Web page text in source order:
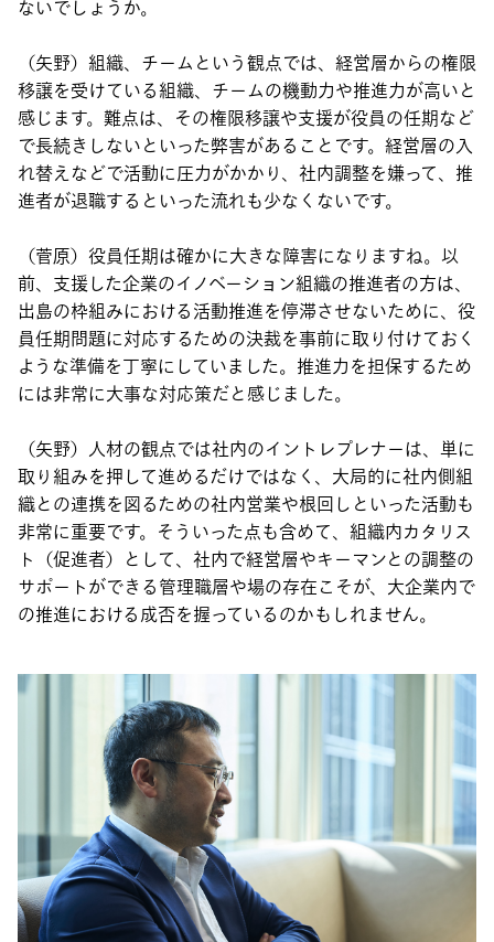
ないでしょうか。
（矢野）組織、チームという観点では、経営層からの権限
移譲を受けている組織、チームの機動力や推進力が高いと
感じます。難点は、その権限移譲や支援が役員の任期など
で長続きしないといった弊害があることです。経営層の入
れ替えなどで活動に圧力がかかり、社内調整を嫌って、推
進者が退職するといった流れも少なくないです。
（菅原）役員任期は確かに大きな障害になりますね。以
前、支援した企業のイノベーション組織の推進者の方は、
出島の枠組みにおける活動推進を停滞させないために、役
員任期問題に対応するための決裁を事前に取り付けておく
ような準備を丁寧にしていました。推進力を担保するため
には非常に大事な対応策だと感じました。
（矢野）人材の観点では社内のイントレプレナーは、単に
取り組みを押して進めるだけではなく、大局的に社内側組
織との連携を図るための社内営業や根回しといった活動も
非常に重要です。そういった点も含めて、組織内カタリス
ト（促進者）として、社内で経営層やキーマンとの調整の
サポートができる管理職層や場の存在こそが、大企業内で
の推進における成否を握っているのかもしれません。